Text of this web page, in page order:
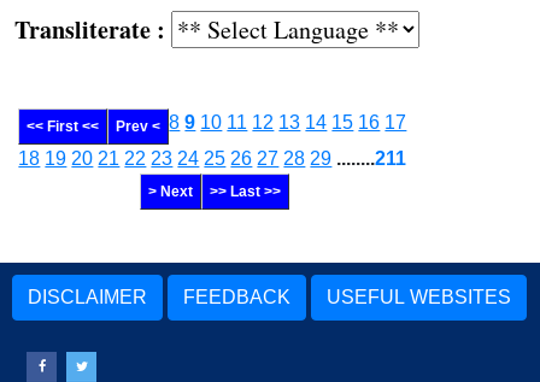
:
<< First << Prev < 8 9 10 11 12 13 14 15 16 17
18 19 20 21 22 23 24 25 26 27 28 29 ........211
> Next >> Last >>
DISCLAIMER FEEDBACK USEFUL WEBSITES